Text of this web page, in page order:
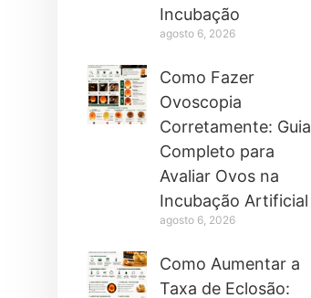
Incubação
agosto 6, 2026
Como Fazer
Ovoscopia
Corretamente: Guia
Completo para
Avaliar Ovos na
Incubação Artificial
agosto 6, 2026
Como Aumentar a
Taxa de Eclosão: